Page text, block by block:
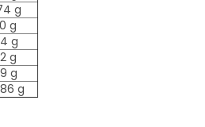
g
g
g
g
g
g